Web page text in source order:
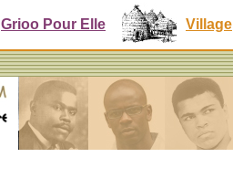
Grioo Pour Elle Village